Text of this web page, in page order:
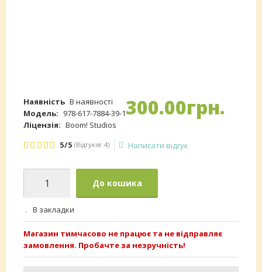
Наявність В наявності
Модель: 978-617-7884-39-1
Ліцензія: Boom! Studios
300.00грн.
5/5 (Відгуків: 4) Написати відгук
До кошика
В закладки
Магазин тимчасово не працює та не відправляє
замовлення. Пробачте за незручність!